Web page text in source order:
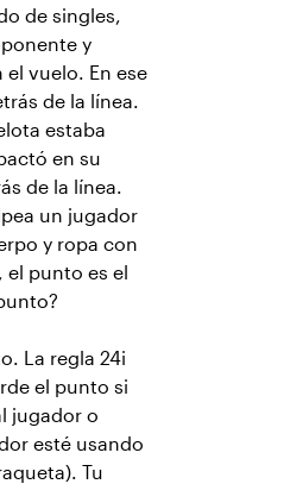
de singles,
y
vuelo. En ese
de la línea.
estaba
en su
de la línea.
un jugador
y ropa con
el punto es el
La regla 24i
el punto si
jugador o
esté usando
Tu